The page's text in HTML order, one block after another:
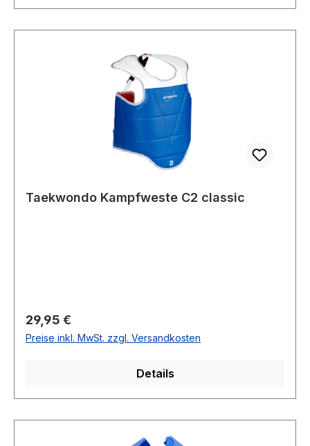
Taekwondo Kampfweste C2 classic
Regulärer Preis:
29,95 €
Preise inkl. MwSt. zzgl. Versandkosten
Details